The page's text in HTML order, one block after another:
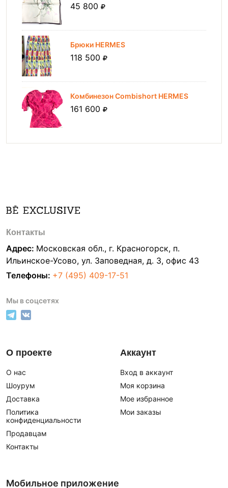
45 800
Брюки HERMES
118 500
Комбинезон Combishort HERMES
161 600
Контакты
Адрес: Московская обл., г. Красногорск, п.
Ильинское-Усово, ул. Заповедная, д. 3, офис 43
Телефоны: +7 (495) 409-17-51
Мы в соцсетях
О проекте
О нас
Шоурум
Доставка
Политика
конфиденциальности
Продавцам
Контакты
Аккаунт
Вход в аккаунт
Моя корзина
Мое избранное
Мои заказы
Мобильное приложение